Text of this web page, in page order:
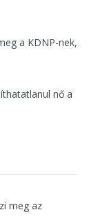
a KDNP-nek,
nő a
meg az